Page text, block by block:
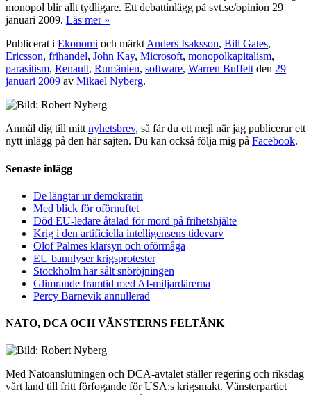
monopol blir allt tydligare. Ett debattinlägg på svt.se/opinion 29
januari 2009. Läs mer »
Publicerat i Ekonomi och märkt Anders Isaksson, Bill Gates,
Ericsson, frihandel, John Kay, Microsoft, monopolkapitalism,
parasitism, Renault, Rumänien, software, Warren Buffett den 29
januari 2009 av Mikael Nyberg.
Anmäl dig till mitt nyhetsbrev, så får du ett mejl när jag publicerar ett
nytt inlägg på den här sajten. Du kan också följa mig på Facebook.
Senaste inlägg
De längtar ur demokratin
Med blick för oförnuftet
Död EU-ledare åtalad för mord på frihetshjälte
Krig i den artificiella intelligensens tidevarv
Olof Palmes klarsyn och oförmåga
EU bannlyser krigsprotester
Stockholm har sålt snöröjningen
Glimrande framtid med AI-miljardärerna
Percy Barnevik annullerad
NATO, DCA OCH VÄNSTERNS FELTÄNK
Med Natoanslutningen och DCA-avtalet ställer regering och riksdag
vårt land till fritt förfogande för USA:s krigsmakt. Vänsterpartiet